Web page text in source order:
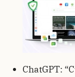
ChatGPT: